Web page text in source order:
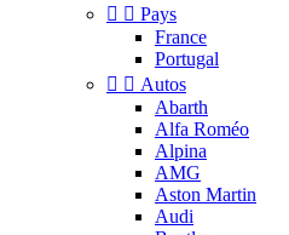
  Pays
France
Portugal
  Autos
Abarth
Alfa Roméo
Alpina
AMG
Aston Martin
Audi